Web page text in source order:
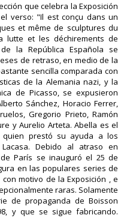
que celebra la Exposición
verso: "Il est conçu dans un
et même de sculptures du
lutte et les déchirements de
la República Española se
de retraso, en medio de la
sencilla comparada con
de la Alemania nazi, y la
de Picasso, se expusieron
Sánchez, Horacio Ferrer,
Gregorio Prieto, Ramón
y Aurelio Arteta. Abella es el
quien prestó su ayuda a los
Debido al atraso en
París se inauguró el 25 de
en las populares series de
motivo de la Exposición , e
raras. Solamente
de propaganda de Boisson
y que se sigue fabricando.